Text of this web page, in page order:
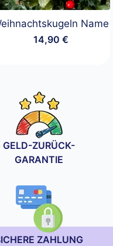
Name
14,90 €
GELD-ZURÜCK-
GARANTIE
ZAHLUNG